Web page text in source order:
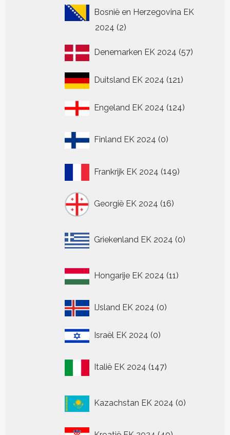
Bosnië en Herzegovina EK
2024 22
Denemarken EK 2024 5757
Duitsland EK 2024 121121
Engeland EK 2024 124124
Finland EK 2024 0
producten
Frankrijk EK 2024 149149
Georgië EK 2024 16
producten
Griekenland EK 2024 0
producten
Hongarije EK 2024 11
producten
IJsland EK 2024 00
Israël EK 2024 00
Italië EK 2024 147
producten
Kazachstan EK 2024 0
producten
40